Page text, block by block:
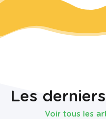
Les
Voir tous les